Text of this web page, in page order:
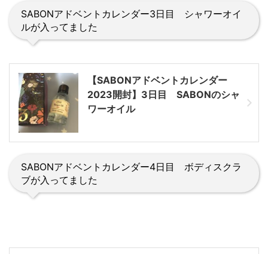
SABONアドベントカレンダー3日目 シャワーオイ
ルが入ってました
【SABONアドベントカレンダー
2023開封】3日目 SABONのシャ
ワーオイル
SABONアドベントカレンダー4日目 ボディスクラ
ブが入ってました